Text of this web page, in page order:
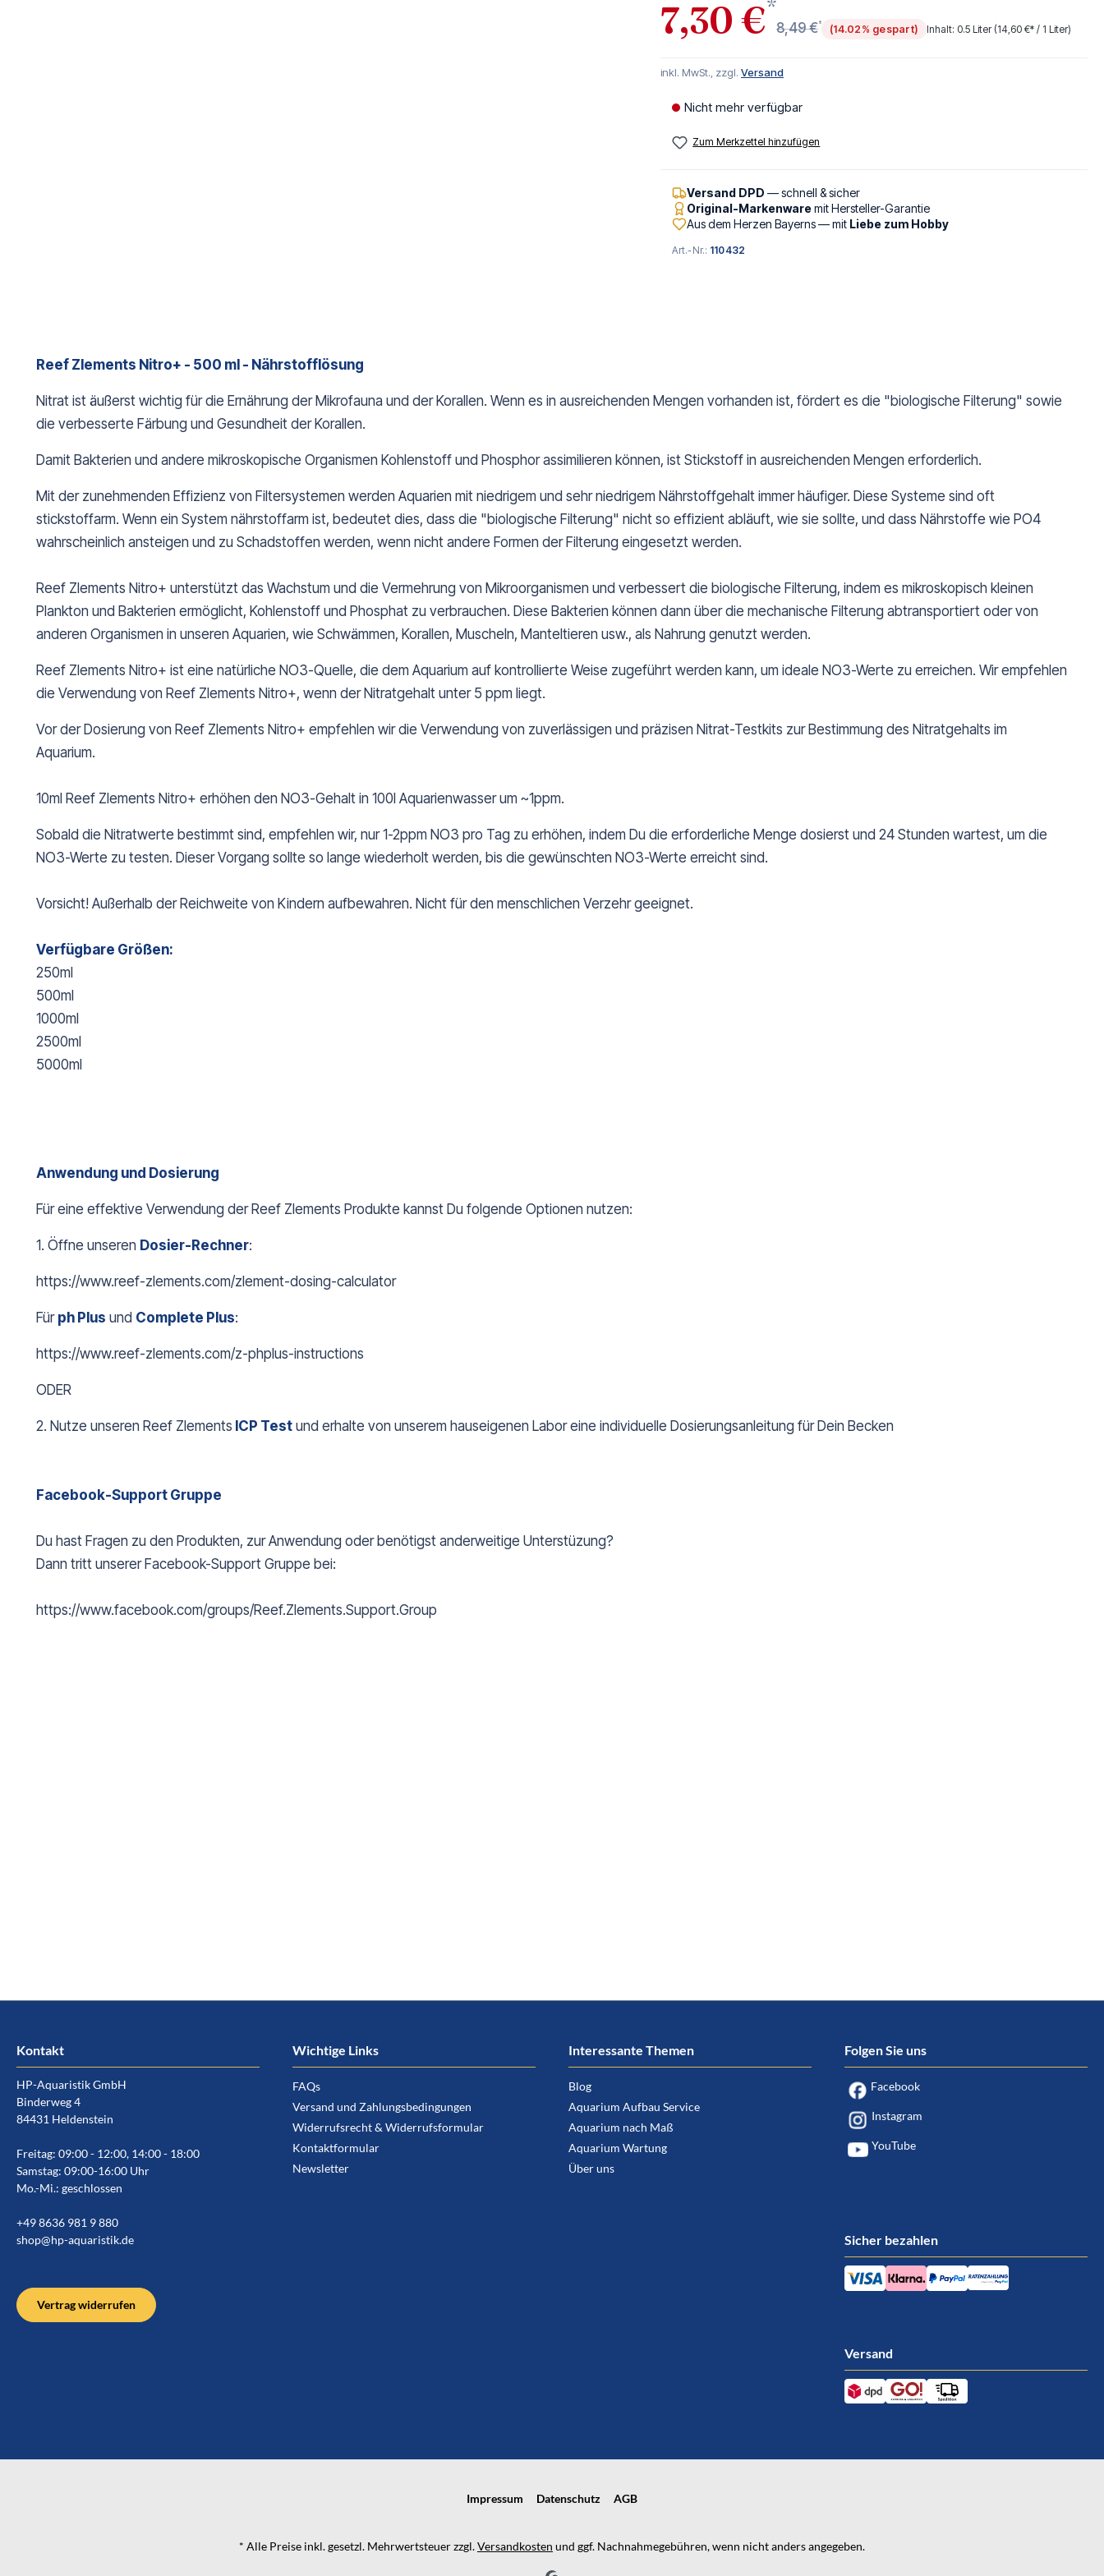
7,30 €*
8,49 €*
(14.02% gespart) Inhalt: 0.5 Liter (14,60 €* / 1 Liter)
inkl. MwSt., zzgl. Versand
Nicht mehr verfügbar
Zum Merkzettel hinzufügen
Versand DPD — schnell & sicher
Original-Markenwaremit Hersteller-Garantie
Aus dem Herzen Bayerns — mit Liebe zum Hobby
Art.-Nr.: 110432
Reef Zlements Nitro+ - 500 ml - Nährstofflösung
Nitrat ist äußerst wichtig für die Ernährung der Mikrofauna und der Korallen. Wenn es in ausreichenden Mengen vorhanden ist, fördert es die "biologische Filterung" sowie
die verbesserte Färbung und Gesundheit der Korallen.
Damit Bakterien und andere mikroskopische Organismen Kohlenstoff und Phosphor assimilieren können, ist Stickstoff in ausreichenden Mengen erforderlich.
Mit der zunehmenden Effizienz von Filtersystemen werden Aquarien mit niedrigem und sehr niedrigem Nährstoffgehalt immer häufiger. Diese Systeme sind oft
stickstoffarm. Wenn ein System nährstoffarm ist, bedeutet dies, dass die "biologische Filterung" nicht so effizient abläuft, wie sie sollte, und dass Nährstoffe wie PO4
wahrscheinlich ansteigen und zu Schadstoffen werden, wenn nicht andere Formen der Filterung eingesetzt werden.
Reef Zlements Nitro+ unterstützt das Wachstum und die Vermehrung von Mikroorganismen und verbessert die biologische Filterung, indem es mikroskopisch kleinen
Plankton und Bakterien ermöglicht, Kohlenstoff und Phosphat zu verbrauchen. Diese Bakterien können dann über die mechanische Filterung abtransportiert oder von
anderen Organismen in unseren Aquarien, wie Schwämmen, Korallen, Muscheln, Manteltieren usw., als Nahrung genutzt werden.
Reef Zlements Nitro+ ist eine natürliche NO3-Quelle, die dem Aquarium auf kontrollierte Weise zugeführt werden kann, um ideale NO3-Werte zu erreichen. Wir empfehlen
die Verwendung von Reef Zlements Nitro+, wenn der Nitratgehalt unter 5 ppm liegt.
Vor der Dosierung von Reef Zlements Nitro+ empfehlen wir die Verwendung von zuverlässigen und präzisen Nitrat-Testkits zur Bestimmung des Nitratgehalts im
Aquarium.
10ml Reef Zlements Nitro+ erhöhen den NO3-Gehalt in 100l Aquarienwasser um ~1ppm.
Sobald die Nitratwerte bestimmt sind, empfehlen wir, nur 1-2ppm NO3 pro Tag zu erhöhen, indem Du die erforderliche Menge dosierst und 24 Stunden wartest, um die
NO3-Werte zu testen. Dieser Vorgang sollte so lange wiederholt werden, bis die gewünschten NO3-Werte erreicht sind.
Vorsicht! Außerhalb der Reichweite von Kindern aufbewahren. Nicht für den menschlichen Verzehr geeignet.
Verfügbare Größen:
250ml
500ml
1000ml
2500ml
5000ml
Anwendung und Dosierung
Für eine effektive Verwendung der Reef Zlements Produkte kannst Du folgende Optionen nutzen:
1. Öffne unseren Dosier-Rechner:
https://www.reef-zlements.com/zlement-dosing-calculator
Für ph Plus und Complete Plus:
https://www.reef-zlements.com/z-phplus-instructions
ODER
2. Nutze unseren Reef Zlements ICP Test und erhalte von unserem hauseigenen Labor eine individuelle Dosierungsanleitung für Dein Becken
Facebook-Support Gruppe
Du hast Fragen zu den Produkten, zur Anwendung oder benötigst anderweitige Unterstüzung?
Dann tritt unserer Facebook-Support Gruppe bei:
https://www.facebook.com/groups/Reef.Zlements.Support.Group
Kontakt
HP-Aquaristik GmbH
Binderweg 4
84431 Heldenstein
Freitag: 09:00 - 12:00, 14:00 - 18:00
Samstag: 09:00-16:00 Uhr
Mo.-Mi.: geschlossen
+49 8636 981 9 880
shop@hp-aquaristik.de
Vertrag widerrufen
Wichtige Links
FAQs
Versand und Zahlungsbedingungen
Widerrufsrecht & Widerrufsformular
Kontaktformular
Newsletter
Interessante Themen
Blog
Aquarium Aufbau Service
Aquarium nach Maß
Aquarium Wartung
Über uns
Folgen Sie uns
Facebook
Instagram
YouTube
Sicher bezahlen
Versand
Impressum Datenschutz AGB
* Alle Preise inkl. gesetzl. Mehrwertsteuer zzgl.Versandkosten und ggf. Nachnahmegebühren, wenn nicht anders angegeben.